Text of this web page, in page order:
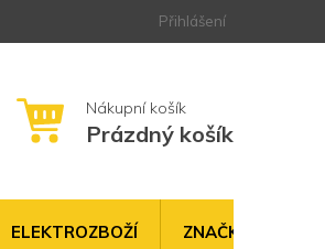
Přihlášení
NÁKUPNÍPrázdný košík
ELEKTROZBOŽÍ ZNAČKY